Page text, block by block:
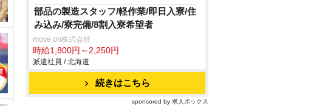
部品の製造スタッフ/軽作業/即日入寮/住
み込み/寮完備/8割入寮希望者
move on株式会社
時給1,800円～2,250円
派遣社員 / 北海道
続きはこちら
sponsored by 求人ボックス